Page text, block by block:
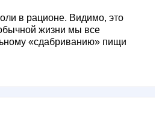
в рационе. Видимо, это
жизни мы все
«сдабриванию» пищи